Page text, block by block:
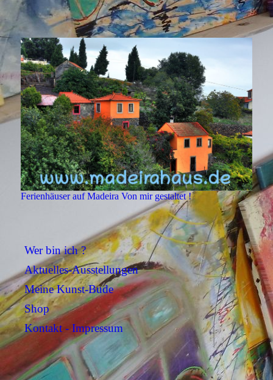
Ferienhäuser auf Madeira Von mir gestaltet !
Wer bin ich ?
Aktuelles-Ausstellungen
Meine Kunst-Bude
Shop
Kontakt - Impressum